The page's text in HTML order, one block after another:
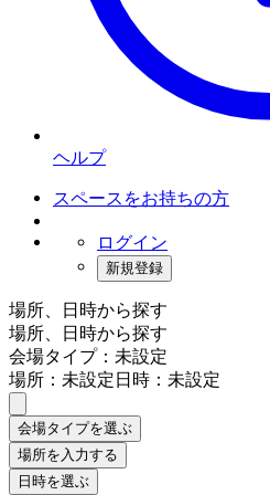
ヘルプ
スペースをお持ちの方
ログイン
新規登録
場所、日時から探す
場所、日時から探す
会場タイプ：未設定
場所：未設定日時：未設定
会場タイプを選ぶ
場所を入力する
日時を選ぶ